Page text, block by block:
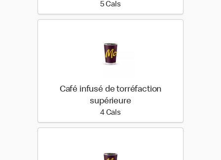
5 Cals5 calories
Café infusé de torréfaction
supérieure
4 Cals4 calories